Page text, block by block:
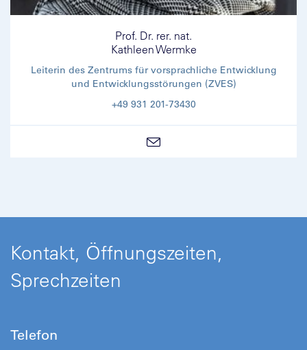
Prof. Dr. rer. nat.
Kathleen Wermke
Leiterin des Zentrums für vorsprachliche Entwicklung
und Entwicklungsstörungen (ZVES)
+49 931 201-73430
Kontakt, Öffnungszeiten,
Sprechzeiten
Telefon